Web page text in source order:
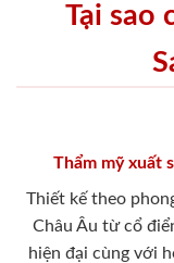
Tại sao
Thẩm mỹ xuất
Thiết kế theo
Châu Âu từ cổ
hiện đại cùng với